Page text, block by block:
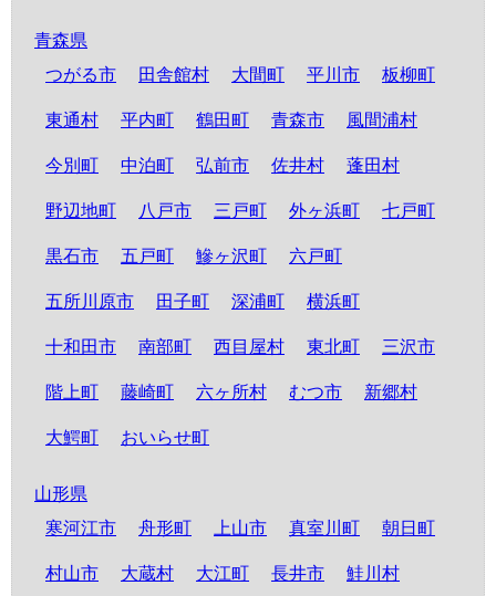
青森県
つがる市
田舎館村 大間町 平川市 板柳町
東通村 平内町 鶴田町 青森市 風間浦村
今別町 中泊町 弘前市 佐井村 蓬田村
野辺地町 八戸市 三戸町 外ヶ浜町 七戸町
黒石市 五戸町 鰺ヶ沢町 六戸町
五所川原市 田子町 深浦町 横浜町
十和田市 南部町 西目屋村 東北町 三沢市
階上町 藤崎町 六ヶ所村 むつ市 新郷村
大鰐町 おいらせ町
山形県
寒河江市
舟形町 上山市 真室川町 朝日町
村山市 大蔵村 大江町 長井市 鮭川村